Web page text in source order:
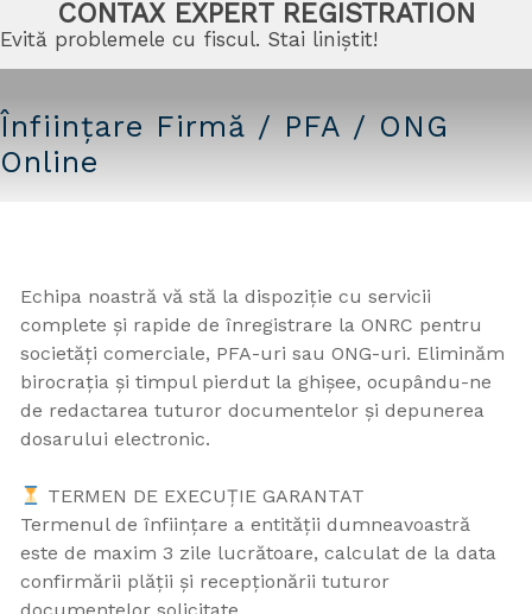
CONTAX EXPERT REGISTRATION
Evită problemele cu fiscul. Stai liniștit!
Înființare Firmă / PFA / ONG
Online
Echipa noastră vă stă la dispoziție cu servicii
complete și rapide de înregistrare la ONRC pentru
societăți comerciale, PFA-uri sau ONG-uri. Eliminăm
birocrația și timpul pierdut la ghișee, ocupându-ne
de redactarea tuturor documentelor și depunerea
dosarului electronic.
TERMEN DE EXECUȚIE GARANTAT
Termenul de înființare a entității dumneavoastră
este de maxim 3 zile lucrătoare, calculat de la data
confirmării plății și recepționării tuturor